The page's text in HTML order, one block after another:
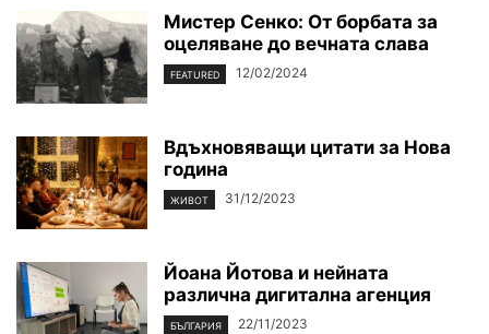
Мистер Сенко: От борбата за
оцеляване до вечната слава
FEATURED 12/02/2024
Вдъхновяващи цитати за Нова
година
ЖИВОТ 31/12/2023
Йоана Йотова и нейната
различна дигитална агенция
БЪЛГАРИЯ 22/11/2023